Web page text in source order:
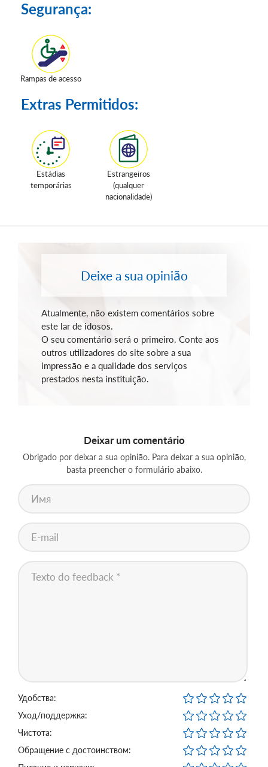
Segurança:
Rampas de acesso
Extras Permitidos:
Estádias
temporárias
Estrangeiros
(qualquer
nacionalidade)
Deixe a sua opinião
Atualmente, não existem comentários sobre
este lar de idosos.
O seu comentário será o primeiro. Conte aos
outros utilizadores do site sobre a sua
impressão e a qualidade dos serviços
prestados nesta instituição.
Deixar um comentário
Obrigado por deixar a sua opinião. Para deixar a sua opinião,
basta preencher o formulário abaixo.
Удобства:
Уход/поддержка:
Чистота:
Обращение с достоинством: